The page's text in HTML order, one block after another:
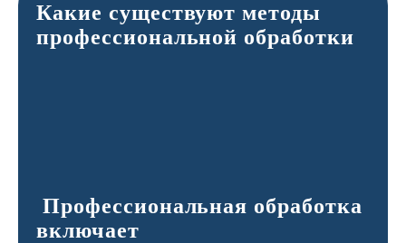
Какие существуют методы
профессиональной обработки
Профессиональная обработка
включает